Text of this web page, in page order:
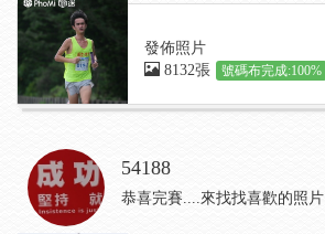
發佈照片
8132張
號碼布完成:100%
54188
恭喜完賽....來找找喜歡的照片